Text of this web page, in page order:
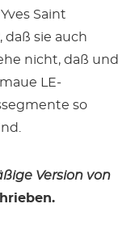
Saint
daß sie auch
nicht, daß und
LE-
so
Version von